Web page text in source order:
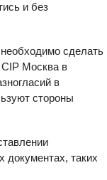
и без
сделать
CIP Москва в
в
стороны
документах, таких